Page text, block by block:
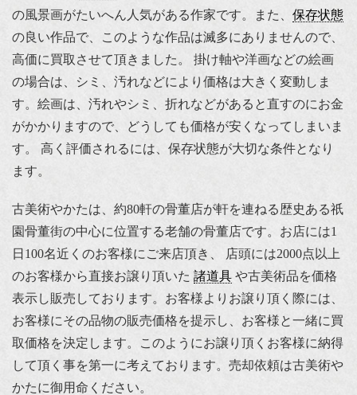
の風景画がたいへん人気がある作家です。また、 保存状態
の良い作品で、このような作品は滅多にありませんので、
高価に買取させて頂きました。 掛け軸や洋画などの絵画
の場合は、シミ、汚れなどにより価格は大きく変動しま
す。絵画は、汚れやシミ、折れなどがあると直すのにお金
がかかりますので、どうしても価格が安くなってしまいま
す。 高く評価されるには、保存状態が大切な条件となり
ます。
古美術やかたは、約80軒の骨董店が軒を連ねる歴史ある祇
園骨董街の中心に位置する老舗の骨董店です。お店には1
日100名近くのお客様にご来店頂き、 店頭には2000点以上
のお客様から直接お譲り頂いた 諸道具 や古美術品を価格
表示し販売しております。お客様よりお譲り頂く際には、
お客様にその品物の販売価格を提示し、お客様と一緒に買
取価格を決定します。このようにお譲り頂くお客様に納得
して頂く事を第一に考えております。売却依頼は古美術や
かたに御用命ください。